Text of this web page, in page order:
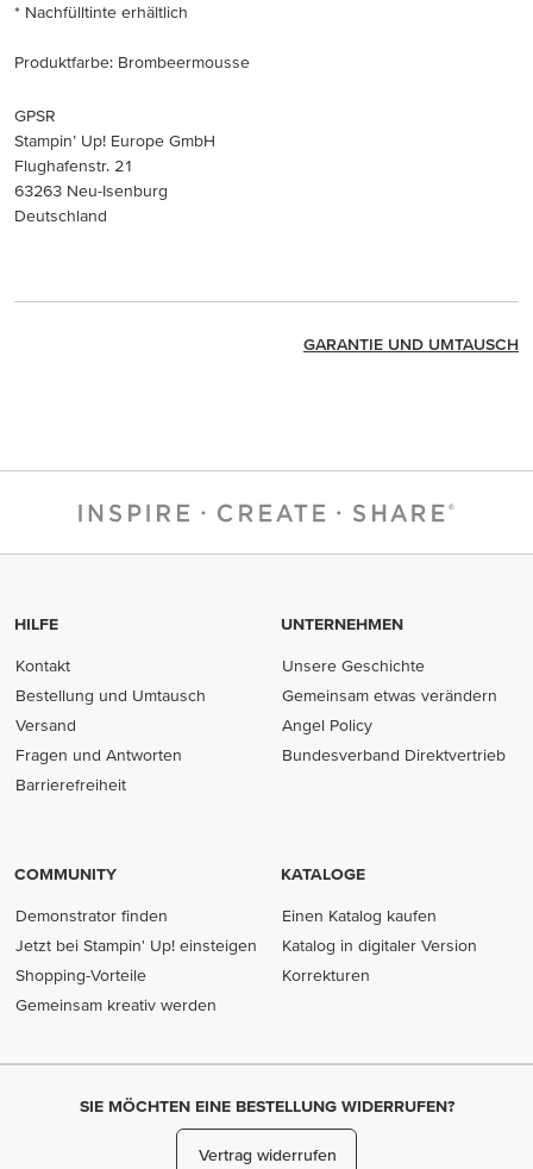
* Nachfülltinte erhältlich
Produktfarbe: Brombeermousse
GPSR
Stampin’ Up! Europe GmbH
Flughafenstr. 21
63263 Neu-Isenburg
Deutschland
GARANTIE UND UMTAUSCH
HILFE
Kontakt
Bestellung und Umtausch
Versand
Fragen und Antworten
Barrierefreiheit
UNTERNEHMEN
Unsere Geschichte
Gemeinsam etwas verändern
Angel Policy
Bundesverband Direktvertrieb
COMMUNITY
Demonstrator finden
Jetzt bei Stampin' Up! einsteigen
Shopping-Vorteile
Gemeinsam kreativ werden
KATALOGE
Einen Katalog kaufen
Katalog in digitaler Version
Korrekturen
SIE MÖCHTEN EINE BESTELLUNG WIDERRUFEN?
Vertrag widerrufen